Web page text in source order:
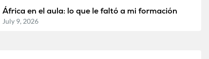
África en el aula: lo que le faltó a mi formación
July 9, 2026